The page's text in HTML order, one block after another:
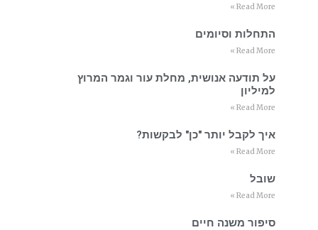
Read More »
התחלות וסיומים
Read More »
על תודעה אנושית, מחלת עור וגמר המרוץ
למיליון
Read More »
איך לקבל יותר "כן" לבקשות?
Read More »
שובל
Read More »
סיפור משנה חיים